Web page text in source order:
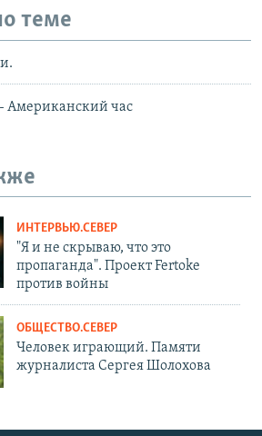
теме
Американский час
ИНТЕРВЬЮ.СЕВЕР
"Я и не скрываю, что это
пропаганда". Проект Fertoke
против войны
ОБЩЕСТВО.СЕВЕР
Человек играющий. Памяти
журналиста Сергея Шолохова